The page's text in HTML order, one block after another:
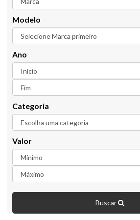
Modelo
Ano
Categoria
Valor
Buscar